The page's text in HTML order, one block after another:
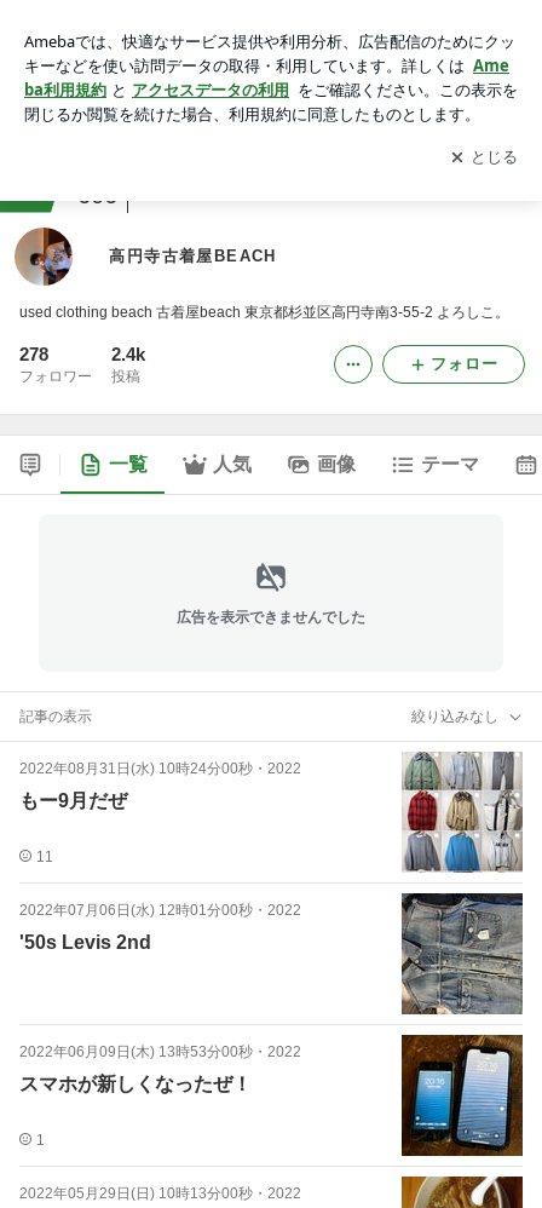
アプリをダウンロードして ブログの更新通知
を受け取りまし
ょう。
開く
606
高円寺古着屋BEACH
used clothing beach 古着屋beach 東京都杉並区高円寺南3-55-2 よろしこ。
278
フォロワー
2.4k
投稿
フォロー
一覧 人気 画像 テーマ
広告を表示できませんでした
記事の表示 絞り込みなし
2022年08月31日(水) 10時24分00秒 ・ 2022
もー9月だぜ
11
2022年07月06日(水) 12時01分00秒 ・ 2022
'50s Levis 2nd
2022年06月09日(木) 13時53分00秒 ・ 2022
スマホが新しくなったぜ！
1
2022年05月29日(日) 10時13分00秒 ・ 2022